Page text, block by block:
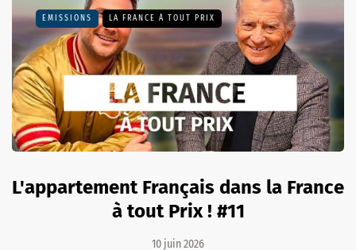
EMISSIONS LA FRANCE À TOUT PRIX
L'appartement Français dans la France
à tout Prix ! #11
10 juin 2026